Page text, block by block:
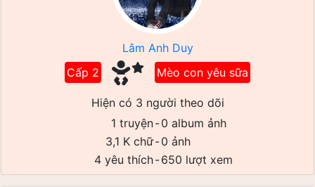
Lâm Anh Duy
Cấp 2
Mèo con yêu sữa
Hiện có 3 người theo dõi
1 truyện-0 album ảnh
3,1 K chữ-0 ảnh
4 yêu thích-650 lượt xem